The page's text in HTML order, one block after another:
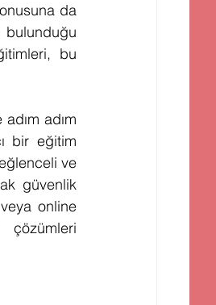
da
bulunduğu
bu
adım
bir eğitim
ve
güvenlik
online
çözümleri